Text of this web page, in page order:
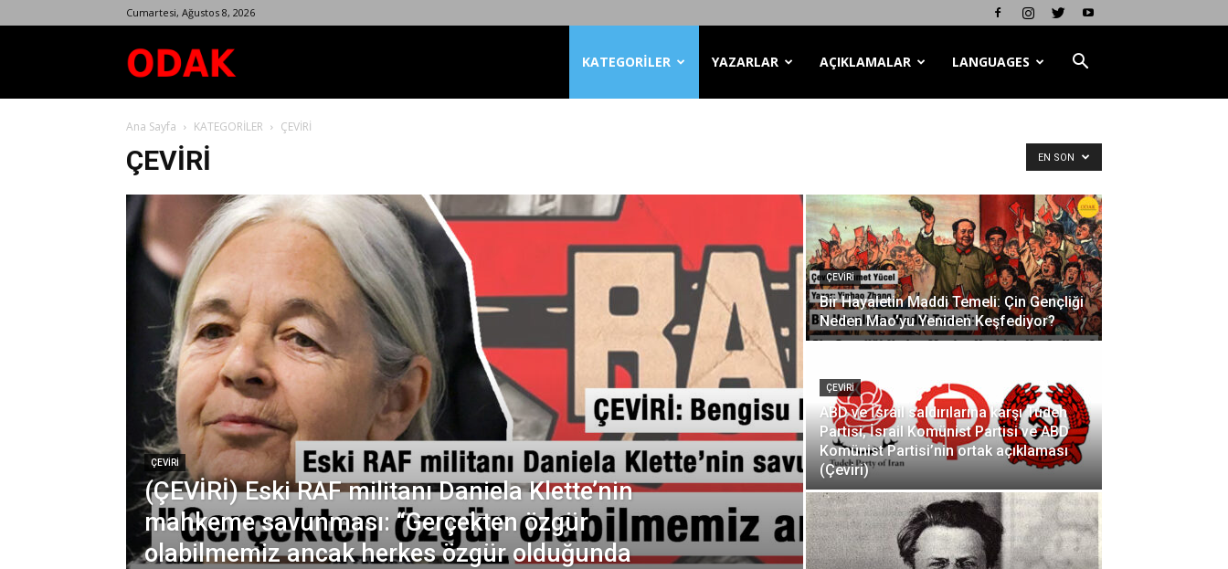
Cumartesi, Ağustos 8, 2026
Dergisi
KATEGORİLER YAZARLAR AÇIKLAMALAR LANGUAGES
Ana Sayfa KATEGORİLER ÇEVİRİ
ÇEVİRİ EN SON
ÇEVİRİ
(ÇEVİRİ) Eski RAF militanı Daniela Klette’nin
mahkeme savunması: “Gerçekten özgür
olabilmemiz ancak herkes özgür olduğunda
ÇEVİRİ
Bir Hayaletin Maddi Temeli: Çin Gençliği
Neden Mao’yu Yeniden Keşfediyor?
ÇEVİRİ
ABD ve İsrail saldırılarına karşı Tudeh
Partisi, İsrail Komünist Partisi ve ABD
Komünist Partisi’nin ortak açıklaması
(Çeviri)